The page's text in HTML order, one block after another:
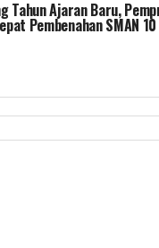
Tahun Ajaran Baru,
Pembenahan SMAN